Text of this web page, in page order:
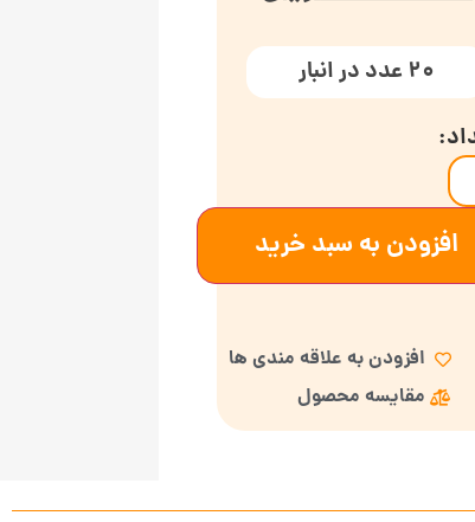
20 عدد در انبار
افزودن به سبد خرید
افزودن به علاقه مندی ها
مقایسه محصول